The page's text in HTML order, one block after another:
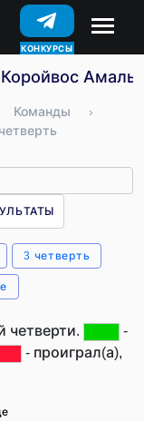
КОНКУРСЫ
Команды
›
3 четверть
четверти.
-
- проиграл(а),